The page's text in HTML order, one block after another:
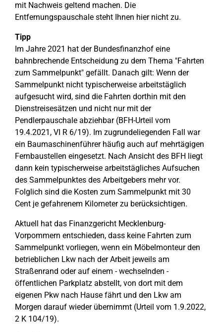
mit Nachweis geltend machen. Die
Entfernungspauschale steht Ihnen hier nicht zu.
Tipp
Im Jahre 2021 hat der Bundesfinanzhof eine
bahnbrechende Entscheidung zu dem Thema "Fahrten
zum Sammelpunkt" gefällt. Danach gilt: Wenn der
Sammelpunkt nicht typischerweise arbeitstäglich
aufgesucht wird, sind die Fahrten dorthin mit den
Dienstreisesätzen und nicht nur mit der
Pendlerpauschale abziehbar (BFH-Urteil vom
19.4.2021, VI R 6/19). Im zugrundeliegenden Fall war
ein Baumaschinenführer häufig auch auf mehrtägigen
Fernbaustellen eingesetzt. Nach Ansicht des BFH liegt
dann kein typischerweise arbeitstägliches Aufsuchen
des Sammelpunktes des Arbeitgebers mehr vor.
Folglich sind die Kosten zum Sammelpunkt mit 30
Cent je gefahrenem Kilometer zu berücksichtigen.
Aktuell hat das Finanzgericht Mecklenburg-
Vorpommern entschieden, dass keine Fahrten zum
Sammelpunkt vorliegen, wenn ein Möbelmonteur den
betrieblichen Lkw nach der Arbeit jeweils am
Straßenrand oder auf einem - wechselnden -
öffentlichen Parkplatz abstellt, von dort mit dem
eigenen Pkw nach Hause fährt und den Lkw am
Morgen darauf wieder übernimmt (Urteil vom 1.9.2022,
2 K 104/19).